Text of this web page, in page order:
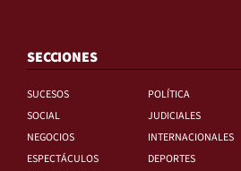
SECCIONES
SUCESOS
POLÍTICA
SOCIAL
JUDICIALES
NEGOCIOS
INTERNACIONALES
ESPECTÁCULOS
DEPORTES